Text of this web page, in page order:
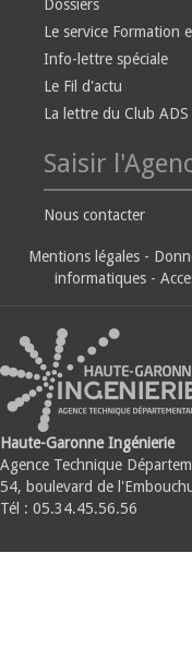
Dossiers
Le service Formation
Info-lettre spéciale
Le Fil d'actu
La lettre du Club ADS
Saisir
Nous contacter
Mentions légales -
informatiques -
Haute-Garonne Ingénierie
Agence Technique
54, boulevard de
Tél : 05.34.45.56.56